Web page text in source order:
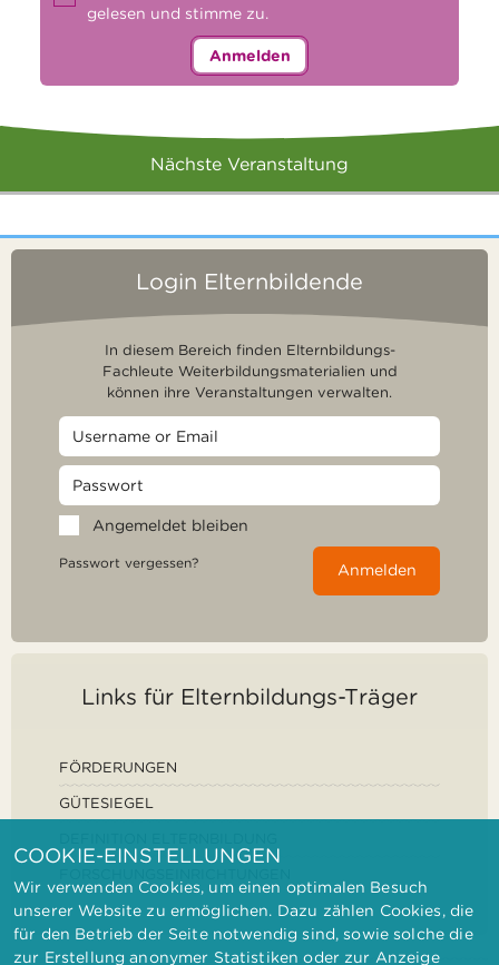
gelesen und stimme zu.
Anmelden
Nächste Veranstaltung
Login Elternbildende
In diesem Bereich finden Elternbildungs-
Fachleute Weiterbildungsmaterialien und
können ihre Veranstaltungen verwalten.
Angemeldet bleiben
Passwort vergessen? Anmelden
Links für Elternbildungs-Träger
FÖRDERUNGEN
GÜTESIEGEL
COOKIE-EINSTELLUNGEN
Wir verwenden Cookies, um einen optimalen Besuch
unserer Website zu ermöglichen. Dazu zählen Cookies, die
für den Betrieb der Seite notwendig sind, sowie solche die
zur Erstellung anonymer Statistiken oder zur Anzeige